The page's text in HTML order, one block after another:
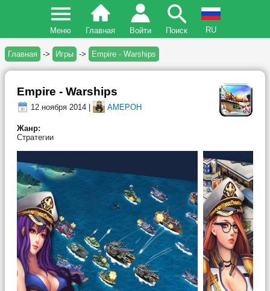
Меню Главная Войти Поиск RU
Главная -> Игры -> Empire - Warships
Empire - Warships
12 ноября 2014 | AMEPOH
Жанр:
Стратегии